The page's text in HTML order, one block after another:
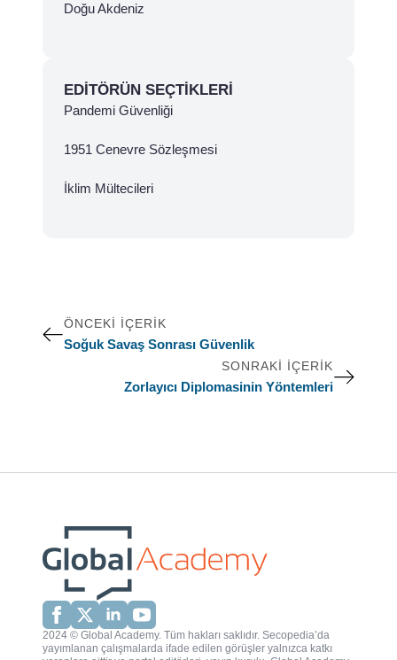
Doğu Akdeniz
EDITÖRÜN SEÇTIKLERI
Pandemi Güvenliği
1951 Cenevre Sözleşmesi
İklim Mültecileri
ÖNCEKI İÇERIK
Soğuk Savaş Sonrası Güvenlik
SONRAKI İÇERIK
Zorlayıcı Diplomasinin Yöntemleri
2024 © Global Academy. Tüm hakları saklıdır. Secopedia’da
yayımlanan çalışmalarda ifade edilen görüşler yalnızca katkı